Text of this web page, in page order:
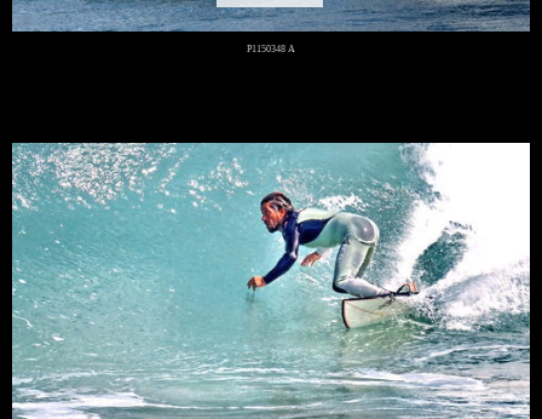
P1150348 A